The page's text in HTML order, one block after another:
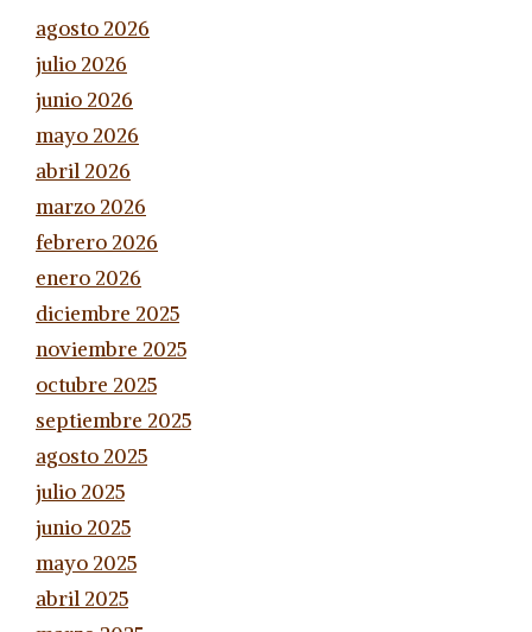
agosto 2026
julio 2026
junio 2026
mayo 2026
abril 2026
marzo 2026
febrero 2026
enero 2026
diciembre 2025
noviembre 2025
octubre 2025
septiembre 2025
agosto 2025
julio 2025
junio 2025
mayo 2025
abril 2025